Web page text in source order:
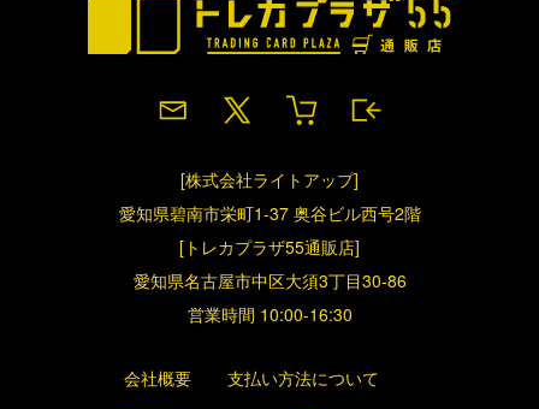
[株式会社ライトアップ]
愛知県碧南市栄町1-37 奥谷ビル西号2階
[トレカプラザ55通販店]
愛知県名古屋市中区大須3丁目30-86
営業時間 10:00-16:30
会社概要
支払い方法について